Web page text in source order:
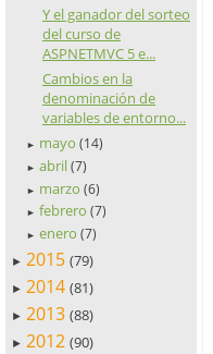
Y el ganador del sorteo
del curso de
ASPNETMVC 5 e...
Cambios en la
denominación de
variables de entorno...
► mayo (14)
► abril (7)
► marzo (6)
► febrero (7)
► enero (7)
► 2015 (79)
► 2014 (81)
► 2013 (88)
► 2012 (90)